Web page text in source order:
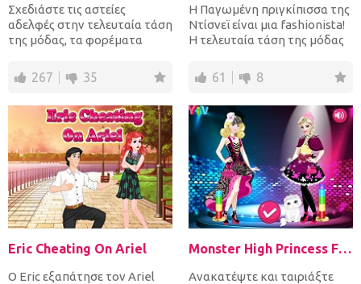
Σχεδιάστε τις αστείες
αδελφές στην τελευταία τάση
της μόδας, τα φορέματα
φορ...267 35
Η Παγωμένη πριγκίπισσα της
Ντίσνεϊ είναι μια fashionista!
Η τελευταία τάση της μόδας
61 8
Eric Cheating On Ariel
Ο Eric εξαπάτησε τον Ariel
Monster High Princess Fashion Mix
Ανακατέψτε και ταιριάξτε